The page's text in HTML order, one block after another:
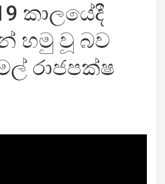
කාලයේදී
හමු වූ බව
රාජපක්ෂ